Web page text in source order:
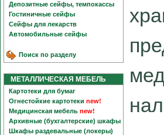
Депозитные сейфы, темпокассы
Гостиничные сейфы
Сейфы для лекарств
Автомобильные сейфы
Поиск по разделу
МЕТАЛЛИЧЕСКАЯ МЕБЕЛЬ
Картотеки для бумаг
Огнестойкие картотеки new!
Медицинская мебель new!
Архивные (бухгалтерские) шкафы
Шкафы раздевальные (локеры)